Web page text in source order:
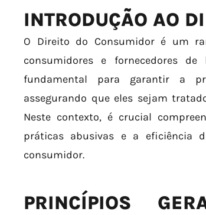
INTRODUÇÃO AO
O Direito do Consumidor é um
consumidores e fornecedores
fundamental para garantir a
assegurando que eles sejam
Neste contexto, é crucial
práticas abusivas e a eficiência
consumidor.
PRINCÍPIOS